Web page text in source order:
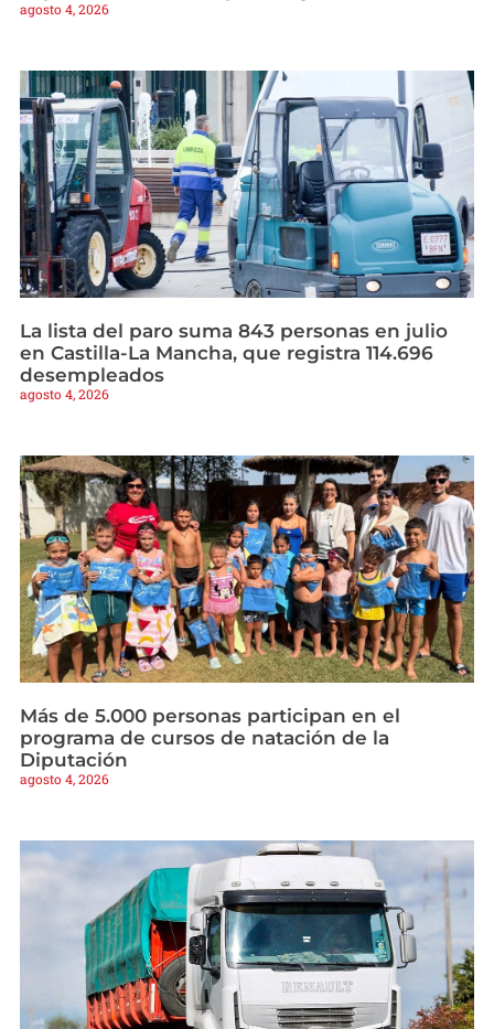
agosto 4, 2026
La lista del paro suma 843 personas en julio
en Castilla-La Mancha, que registra 114.696
desempleados
agosto 4, 2026
Más de 5.000 personas participan en el
programa de cursos de natación de la
Diputación
agosto 4, 2026